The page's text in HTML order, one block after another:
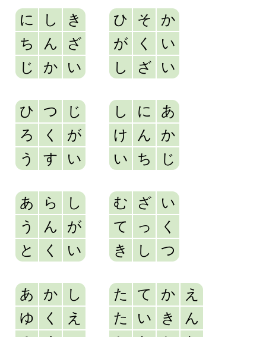
に し
き
ち
ん
ざ
じ
か い
ひ そ
か
が
く
い
し
ざ い
ひ つ
じ
ろ
く
が
う
す い
し に
あ
け
ん
か
い
ち じ
あ ら
し
う
ん
が
と
く い
む ざ
い
て
っ
く
き
し つ
あ か
し
ゆ
く
え
た て か
え
た
い き
ん